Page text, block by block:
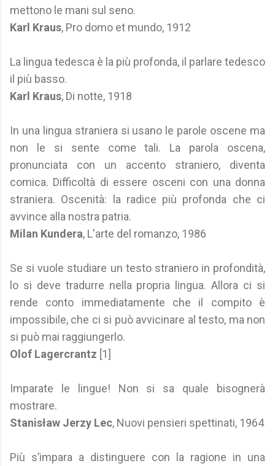
mettono le mani sul seno.
Karl Kraus, Pro domo et mundo, 1912
La lingua tedesca è la più profonda, il parlare tedesco
il più basso.
Karl Kraus, Di notte, 1918
In una lingua straniera si usano le parole oscene ma
non le si sente come tali. La parola oscena,
pronunciata con un accento straniero, diventa
comica. Difficoltà di essere osceni con una donna
straniera. Oscenità: la radice più profonda che ci
avvince alla nostra patria.
Milan Kundera, L'arte del romanzo, 1986
Se si vuole studiare un testo straniero in profondità,
lo si deve tradurre nella propria lingua. Allora ci si
rende conto immediatamente che il compito è
impossibile, che ci si può avvicinare al testo, ma non
si può mai raggiungerlo.
Olof Lagercrantz [1]
Imparate le lingue! Non si sa quale bisognerà
mostrare.
Stanisław Jerzy Lec, Nuovi pensieri spettinati, 1964
Più s’impara a distinguere con la ragione in una